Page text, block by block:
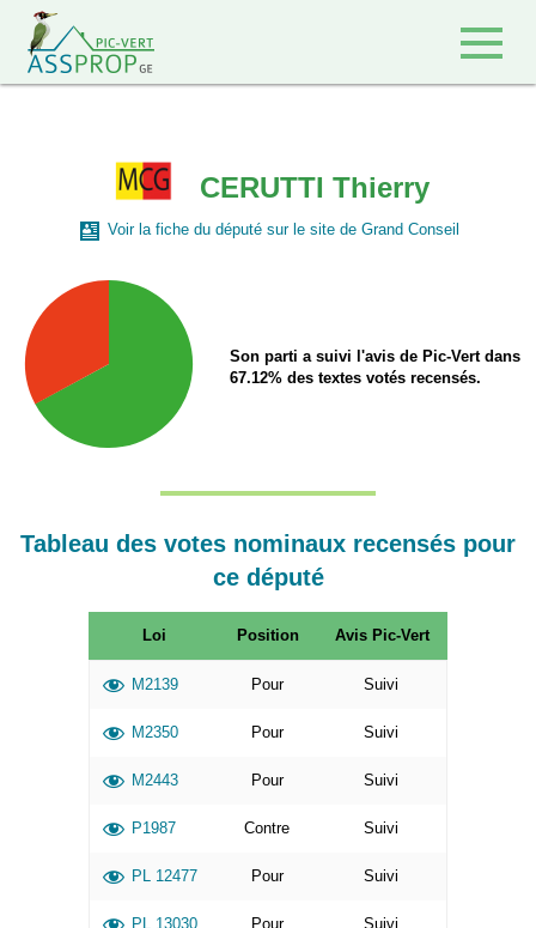
CERUTTI Thierry
Voir la fiche du député sur le site de Grand Conseil
Son parti a suivi l'avis de Pic-Vert dans
67.12% des textes votés recensés.
Tableau des votes nominaux recensés pour
ce député
Loi Position Avis Pic-Vert
M2139 Pour Suivi
M2350 Pour Suivi
M2443 Pour Suivi
P1987 Contre Suivi
PL 12477 Pour Suivi
PL 13030 Pour Suivi